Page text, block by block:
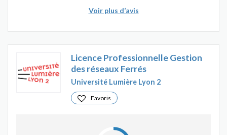
Voir plus d’avis
Licence Professionnelle Gestion
des réseaux Ferrés
Université Lumière Lyon 2
Favoris